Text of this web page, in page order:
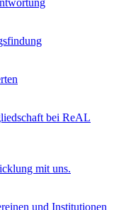
bei ReAL
mit uns.
und Institutionen